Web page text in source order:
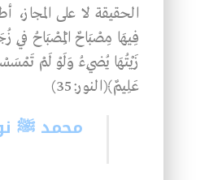
الحقيقة لا على
فِيهَا مِصْبَاحٌ الْمِصْبَاحُ فِي
زَيْتُهَا يُضِيءُ وَلَوْ لَمْ
عَلِيمٌ﴾(النور:35)
محمد ﷺ